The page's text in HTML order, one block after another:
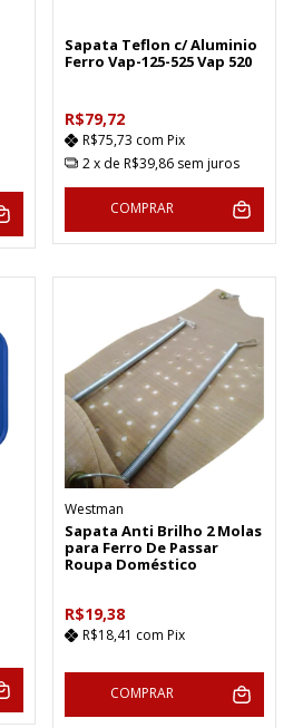
Sapata Teflon c/ Aluminio
Ferro Vap-125-525 Vap 520
R$79,72
R$75,73 com Pix
2 x de R$39,86 sem juros
COMPRAR
Westman
Sapata Anti Brilho 2 Molas
para Ferro De Passar
Roupa Doméstico
R$19,38
R$18,41 com Pix
COMPRAR